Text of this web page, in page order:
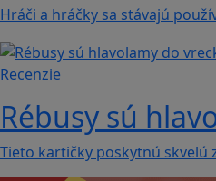
Hráči a hráčky sa stávajú
Recenzie
Rébusy sú
Tieto kartičky poskytnú skvelú